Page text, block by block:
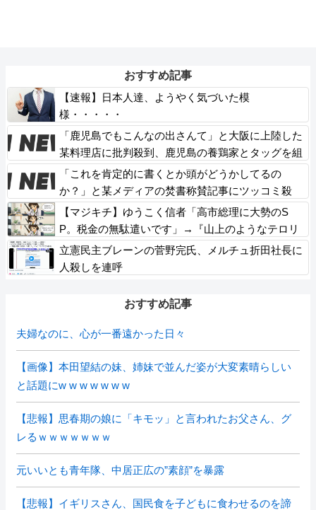
おすすめ記事
【速報】日本人達、ようやく気づいた模
様・・・・・
「鹿児島でもこんなの出さんて」と大阪に上陸した
某料理店に批判殺到、鹿児島の養鶏家とタッグを組
んだところで……
「これを肯定的に書くとか頭がどうかしてるの
か？」と某メディアの焚書称賛記事にツッコミ殺
到、自分で本屋を作るとかそういう話かと思った
ら……
【マジキチ】ゆうこく信者「高市総理に大勢のS
P。税金の無駄遣いです」→『山上のようなテロリ
ストのせい』とリプされ「山上君が犯人だとまだ思
っておられるのですか？」ドヤ顔ポスト
立憲民主ブレーンの菅野完氏、メルチュ折田社長に
人殺しを連呼
おすすめ記事
夫婦なのに、心が一番遠かった日々
【画像】本田望結の妹、姉妹で並んだ姿が大変素晴らしい
と話題にw w w w w w w
【悲報】思春期の娘に「キモッ」と言われたお父さん、グ
レるｗｗｗｗｗｗｗ
元いいとも青年隊、中居正広の”素顔”を暴露
【悲報】イギリスさん、国民食を子どもに食わせるのを諦